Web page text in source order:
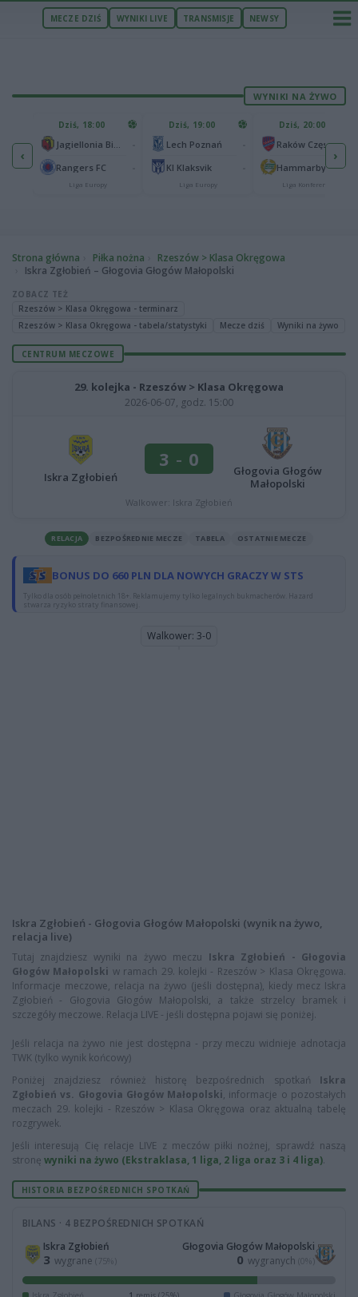
MECZE DZIŚ WYNIKI LIVE TRANSMISJE NEWSY
WYNIKI NA ŻYWO
‹
1
0
Dziś, 18:00
Rangers FC
Liga Europy
Dziś, 19:00
Lech Poznań
KI Klaksvik
Liga Europy
Dziś, 20:00
Raków Częstochowa
Hammarby IF
Liga Konferencji
›
Strona główna Piłka nożna
Rzeszów > Klasa Okręgowa
Iskra Zgłobień – Głogovia Głogów Małopolski
ZOBACZ TEŻ
Rzeszów > Klasa Okręgowa - terminarz
Rzeszów > Klasa Okręgowa - tabela/statystyki
Mecze dziś Wyniki na żywo
CENTRUM MECZOWE
29. kolejka - Rzeszów > Klasa Okręgowa
2026-06-07, godz. 15:00
Iskra Zgłobień
3 - 0
Głogovia Głogów
Małopolski
Walkower: Iskra Zgłobień
RELACJA BEZPOŚREDNIE MECZE TABELA OSTATNIE MECZE
BONUS DO 660 PLN DLA NOWYCH GRACZY W STS
Tylko dla osób pełnoletnich 18+. Reklamujemy tylko legalnych bukmacherów. Hazard
stwarza ryzyko straty finansowej.
Walkower: 3-0
Iskra Zgłobień - Głogovia Głogów Małopolski (wynik na żywo,
relacja live)
Tutaj znajdziesz wyniki na żywo meczu Iskra Zgłobień - Głogovia
Głogów Małopolski w ramach 29. kolejki - Rzeszów > Klasa Okręgowa.
Informacje meczowe, relacja na żywo (jeśli dostępna), kiedy mecz Iskra
Zgłobień - Głogovia Głogów Małopolski, a także strzelcy bramek i
szczegóły meczowe. Relacja LIVE - jeśli dostępna pojawi się poniżej.
Jeśli relacja na żywo nie jest dostępna - przy meczu widnieje adnotacja
TWK (tylko wynik końcowy)
Poniżej znajdziesz również historę bezpośrednich spotkań Iskra
Zgłobień vs. Głogovia Głogów Małopolski, informacje o pozostałych
meczach 29. kolejki - Rzeszów > Klasa Okręgowa oraz aktualną tabelę
rozgrywek.
Jeśli interesują Cię relacje LIVE z meczów piłki nożnej, sprawdź naszą
stronę wyniki na żywo (Ekstraklasa, 1 liga, 2 liga oraz 3 i 4 liga).
HISTORIA BEZPOŚREDNICH SPOTKAŃ
BILANS · 4 BEZPOŚREDNICH SPOTKAŃ
Iskra Zgłobień
3 wygrane (75%)
Głogovia Głogów Małopolski
0 wygranych (0%)